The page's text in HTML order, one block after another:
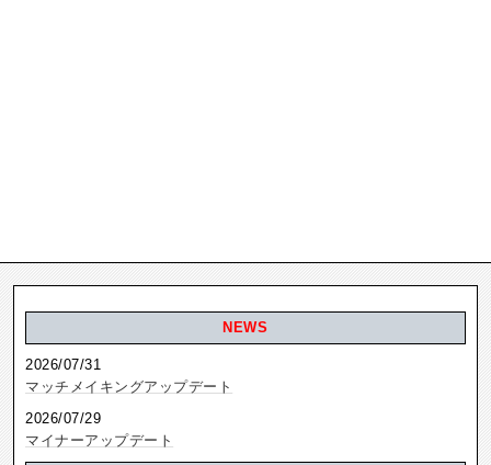
NEWS
2026/07/31
マッチメイキングアップデート
2026/07/29
マイナーアップデート